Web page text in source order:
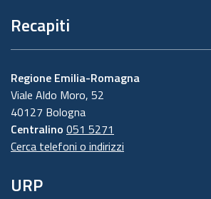
Recapiti
Regione Emilia-Romagna
Viale Aldo Moro, 52
40127 Bologna
Centralino 051 5271
Cerca telefoni o indirizzi
URP